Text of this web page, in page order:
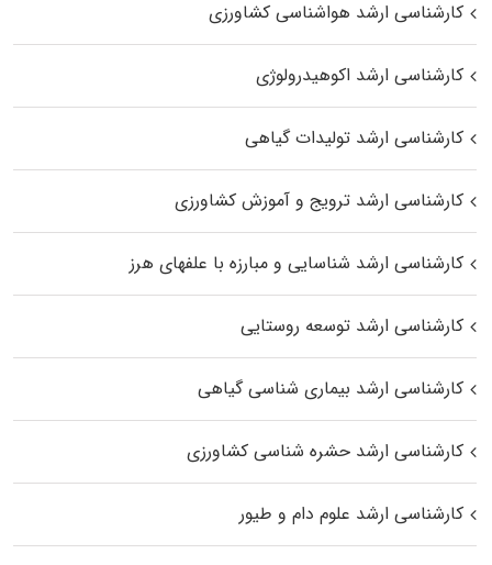
کارشناسی ارشد هواشناسی کشاورزی
کارشناسی ارشد اکوهیدرولوژی
کارشناسی ارشد تولیدات گیاهی
کارشناسی ارشد ترویج و آموزش کشاورزی
کارشناسی ارشد شناسایی و مبارزه با علفهای هرز
کارشناسی ارشد توسعه روستایی
کارشناسی ارشد بیماری‌ شناسی گیاهی
کارشناسی ارشد حشره‌ شناسی کشاورزی
کارشناسی ارشد علوم دام و طیور